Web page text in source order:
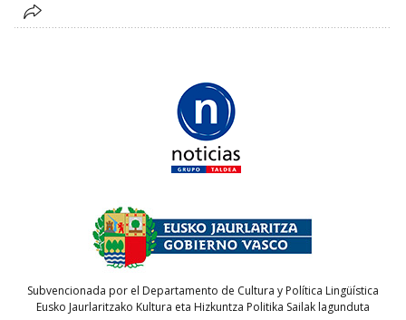
Subvencionada por el Departamento de Cultura y Política Lingüística
Eusko Jaurlaritzako Kultura eta Hizkuntza Politika Sailak lagunduta